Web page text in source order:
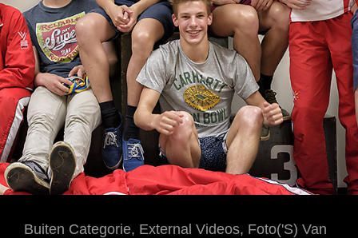
Cat
Buiten Categorie, External Videos, Foto('s) Van